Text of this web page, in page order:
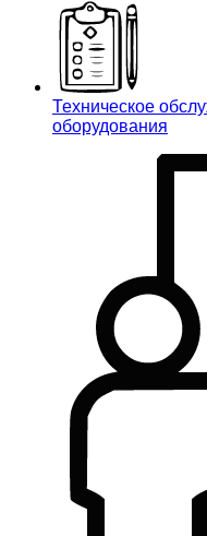
Техническое
оборудования